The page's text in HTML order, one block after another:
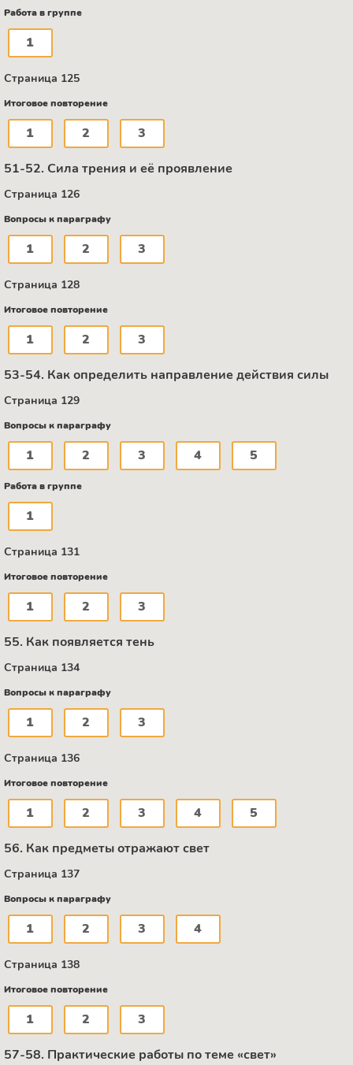
Работа в группе
1
Страница 125
Итоговое повторение
1 2 3
51-52. Сила трения и её проявление
Страница 126
Вопросы к параграфу
1 2 3
Страница 128
Итоговое повторение
1 2 3
53-54. Как определить направление действия силы
Страница 129
Вопросы к параграфу
1 2 3 4 5
Работа в группе
1
Страница 131
Итоговое повторение
1 2 3
55. Как появляется тень
Страница 134
Вопросы к параграфу
1 2 3
Страница 136
Итоговое повторение
1 2 3 4 5
56. Как предметы отражают свет
Страница 137
Вопросы к параграфу
1 2 3 4
Страница 138
Итоговое повторение
1 2 3
57-58. Практические работы по теме «свет»